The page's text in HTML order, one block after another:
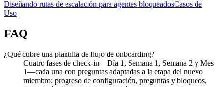
Diseñando rutas de escalación para agentes bloqueadosCasos de
Uso
FAQ
¿Qué cubre una plantilla de flujo de onboarding?
Cuatro fases de check-in—Día 1, Semana 1, Semana 2 y Mes
1—cada una con preguntas adaptadas a la etapa del nuevo
miembro: progreso de configuración, preguntas y bloqueos,